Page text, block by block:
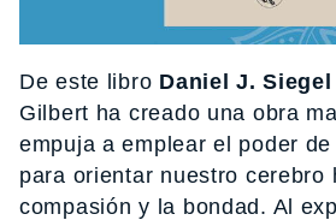
De este libro Daniel J. Siegel
Gilbert ha creado una obra
empuja a emplear el poder
para orientar nuestro cerebro
compasión y la bondad. Al